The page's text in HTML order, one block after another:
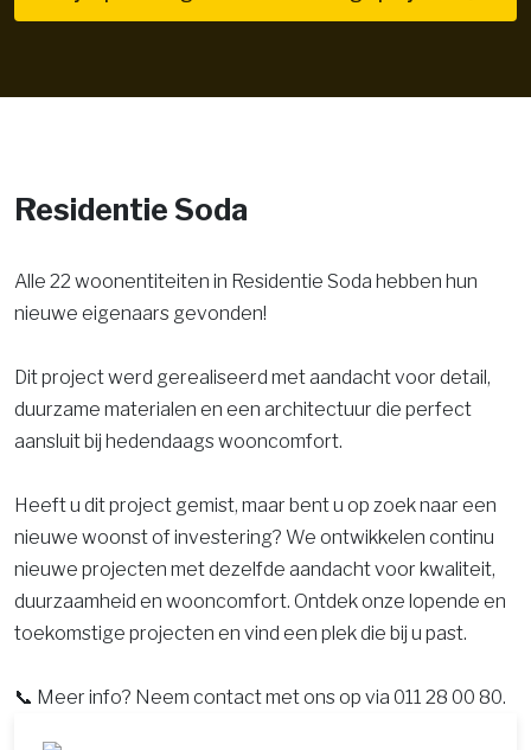
Residentie Soda
Alle 22 woonentiteiten in Residentie Soda hebben hun
nieuwe eigenaars gevonden!
Dit project werd gerealiseerd met aandacht voor detail,
duurzame materialen en een architectuur die perfect
aansluit bij hedendaags wooncomfort.
Heeft u dit project gemist, maar bent u op zoek naar een
nieuwe woonst of investering? We ontwikkelen continu
nieuwe projecten met dezelfde aandacht voor kwaliteit,
duurzaamheid en wooncomfort. Ontdek onze lopende en
toekomstige projecten en vind een plek die bij u past.
📞 Meer info? Neem contact met ons op via 011 28 00 80.